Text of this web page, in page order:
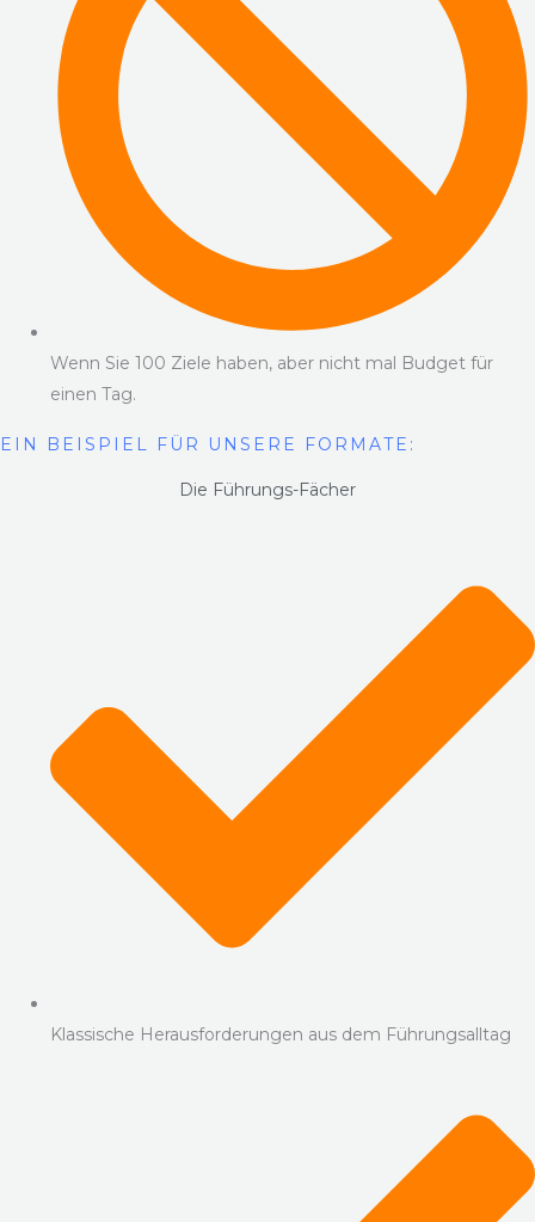
Wenn Sie 100 Ziele haben, aber nicht mal Budget für
einen Tag.
EIN BEISPIEL FÜR UNSERE FORMATE:
Die Führungs-Fächer
Klassische Herausforderungen aus dem Führungsalltag